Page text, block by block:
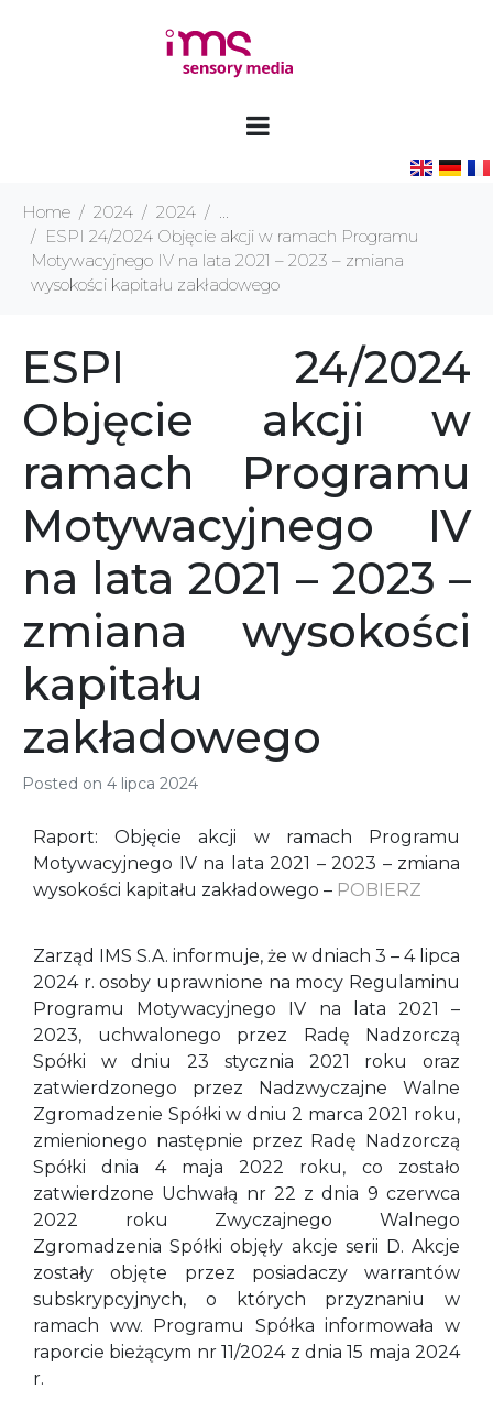
Home 2024 2024
...
ESPI 24/2024 Objęcie akcji w ramach Programu
Motywacyjnego IV na lata 2021 – 2023 – zmiana
wysokości kapitału zakładowego
ESPI 24/2024
Objęcie akcji w
ramach Programu
Motywacyjnego IV
na lata 2021 – 2023 –
zmiana wysokości
kapitału
zakładowego
Posted on 4 lipca 2024
Raport: Objęcie akcji w ramach Programu
Motywacyjnego IV na lata 2021 – 2023 – zmiana
wysokości kapitału zakładowego – POBIERZ
Zarząd IMS S.A. informuje, że w dniach 3 – 4 lipca
2024 r. osoby uprawnione na mocy Regulaminu
Programu Motywacyjnego IV na lata 2021 –
2023, uchwalonego przez Radę Nadzorczą
Spółki w dniu 23 stycznia 2021 roku oraz
zatwierdzonego przez Nadzwyczajne Walne
Zgromadzenie Spółki w dniu 2 marca 2021 roku,
zmienionego następnie przez Radę Nadzorczą
Spółki dnia 4 maja 2022 roku, co zostało
zatwierdzone Uchwałą nr 22 z dnia 9 czerwca
2022 roku Zwyczajnego Walnego
Zgromadzenia Spółki objęły akcje serii D. Akcje
zostały objęte przez posiadaczy warrantów
subskrypcyjnych, o których przyznaniu w
ramach ww. Programu Spółka informowała w
raporcie bieżącym nr 11/2024 z dnia 15 maja 2024
r.